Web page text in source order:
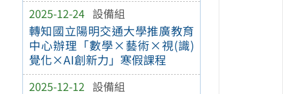
2025-12-24 設備組
轉知國立陽明交通大學推廣教育
中心辦理「數學×藝術×視(識)
覺化×AI創新力」寒假課程
2025-12-12 設備組